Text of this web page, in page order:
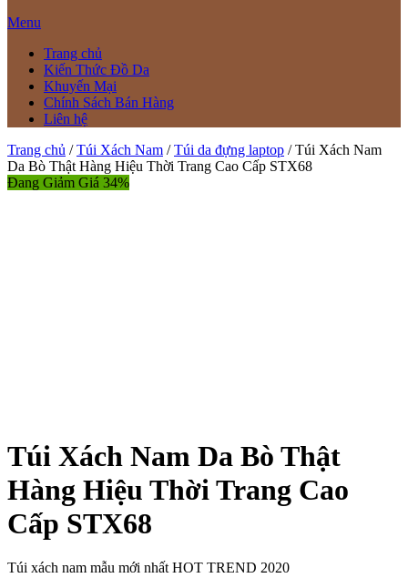
Menu
Trang chủ
Kiến Thức Đồ Da
Khuyến Mại
Chính Sách Bán Hàng
Liên hệ
Trang chủ /Túi Xách Nam /Túi da đựng laptop / Túi Xách Nam
Da Bò Thật Hàng Hiệu Thời Trang Cao Cấp STX68
Đang Giảm Giá 34%
Túi Xách Nam Da Bò Thật
Hàng Hiệu Thời Trang Cao
Cấp STX68
Túi xách nam mẫu mới nhất HOT TREND 2020